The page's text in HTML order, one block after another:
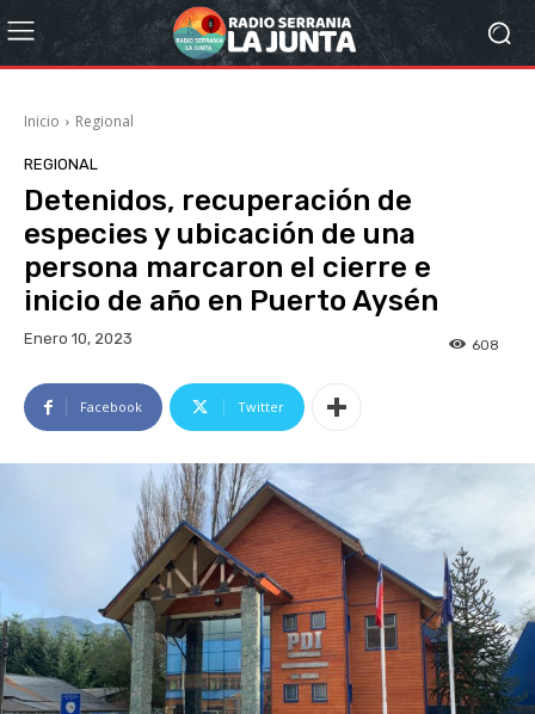
Inicio Regional
REGIONAL
Detenidos, recuperación de
especies y ubicación de una
persona marcaron el cierre e
inicio de año en Puerto Aysén
Enero 10, 2023 608
Facebook Twitter